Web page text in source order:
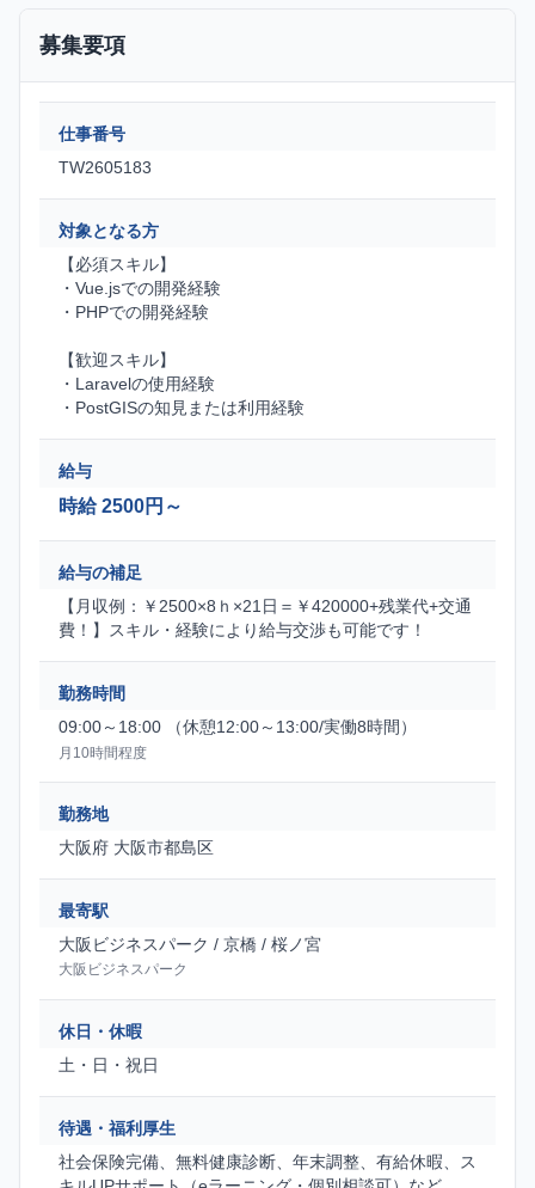
募集要項
仕事番号
TW2605183
対象となる方
【必須スキル】
・Vue.jsでの開発経験
・PHPでの開発経験
【歓迎スキル】
・Laravelの使用経験
・PostGISの知見または利用経験
給与
時給 2500円～
給与の補足
【月収例：￥2500×8ｈ×21日＝￥420000+残業代+交通
費！】スキル・経験により給与交渉も可能です！
勤務時間
09:00～18:00 （休憩12:00～13:00/実働8時間）
月10時間程度
勤務地
大阪府 大阪市都島区
最寄駅
大阪ビジネスパーク / 京橋 / 桜ノ宮
大阪ビジネスパーク
休日・休暇
土・日・祝日
待遇・福利厚生
社会保険完備、無料健康診断、年末調整、有給休暇、ス